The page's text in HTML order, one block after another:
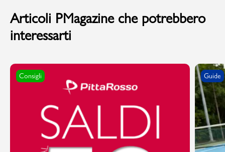
Articoli PMagazine che potrebbero
interessarti
Consigli Guide